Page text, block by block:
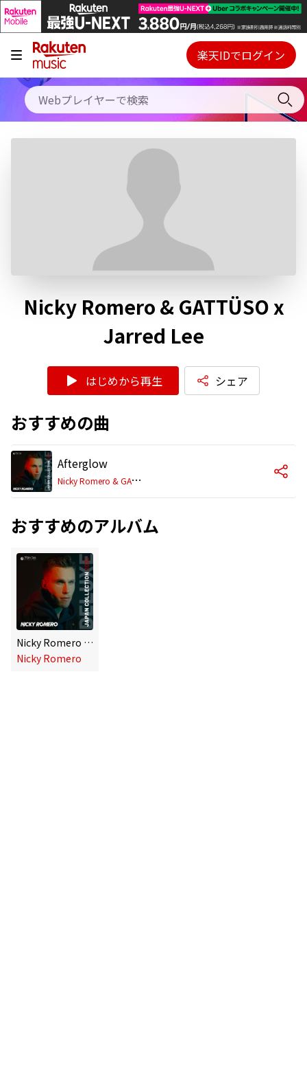
キャンペーン
料金プラン
使い方
Webプレイヤー
ご契約内容の確認・変更
楽天IDでログイン
Nicky Romero & GATTÜSO x
Jarred Lee
はじめから再生 シェア
おすすめの曲
Afterglow
N
icky Romero & GATTÜSO x Jarred Lee
おすすめのアルバム
Nicky Romero JAPAN COLLECTION 2022 -DELUXE-
Nicky Romero